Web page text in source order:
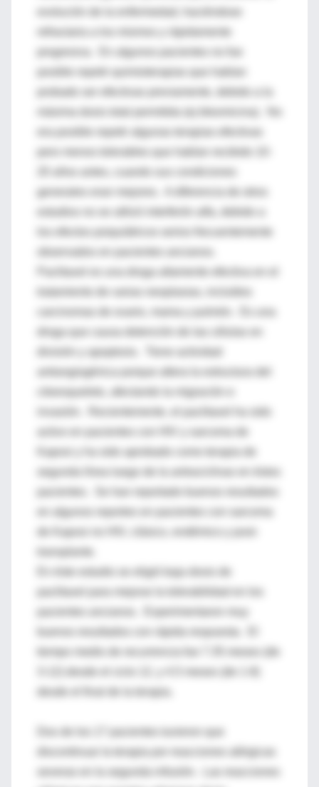
progresiva. En algunos pacientes no fue
posible repetir quimioterapias que habían
era posible repetir algunas terapias efectivas
generales eran mejores. A diferencia de otros
los efectos psiquiátricos serios frecuentemente
Paclitaxel es una droga altamente efectiva en el
droga que causa detención de las células en
división y apoptosis. Tiene actividad
antiangiogénica porque altera la estructura del
citoesqueleto, afectando la migración e
Kaposi y ha sido aprobado como terapia de
segunda línea luego de la antraciclinas en éstos
en algunos reportes en pacientes con sarcoma
de Kaposi no HIV, clásico, endémico y post-
En éste estudio se eligió baja dosis de
tiempo medio de recurrencia fue 7.35 meses (de
desde el final de la terapia.
discontinuar la terapia por reacciones alérgicas
severas en la segunda infusión. Las reacciones